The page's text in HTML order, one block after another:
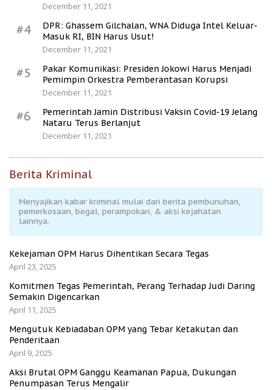
December 11, 2021
#4
DPR: Ghassem Gilchalan, WNA Diduga Intel Keluar-
Masuk RI, BIN Harus Usut!
December 11, 2021
#5
Pakar Komunikasi: Presiden Jokowi Harus Menjadi
Pemimpin Orkestra Pemberantasan Korupsi
December 11, 2021
#6
Pemerintah Jamin Distribusi Vaksin Covid-19 Jelang
Nataru Terus Berlanjut
December 11, 2021
Berita Kriminal
Menyajikan kabar kriminal mulai dari berita pembunuhan,
pemerkosaan, begal, perampokan, & aksi kejahatan
lainnya.
Kekejaman OPM Harus Dihentikan Secara Tegas
April 23, 2025
Komitmen Tegas Pemerintah, Perang Terhadap Judi Daring
Semakin Digencarkan
April 11, 2025
Mengutuk Kebiadaban OPM yang Tebar Ketakutan dan
Penderitaan
April 9, 2025
Aksi Brutal OPM Ganggu Keamanan Papua, Dukungan
Penumpasan Terus Mengalir